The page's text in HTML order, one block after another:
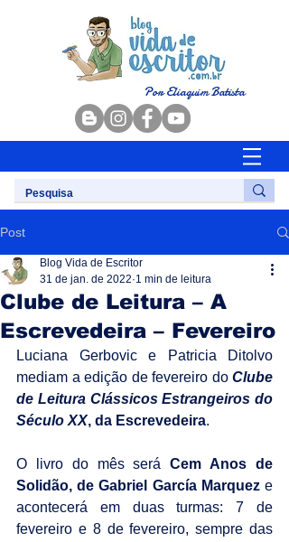
Por Eliaquim Batista
Post
Clube de Leitura – A
Escrevedeira – Fevereiro
Blog Vida de Escritor
31 de jan. de 2022 1 min de leitura
Luciana Gerbovic e Patricia Ditolvo
mediam a edição de fevereiro do Clube
de Leitura Clássicos Estrangeiros do
Século XX, da Escrevedeira.
O livro do mês será Cem Anos de
Solidão, de Gabriel García Marquez e
acontecerá em duas turmas: 7 de
fevereiro e 8 de fevereiro, sempre das